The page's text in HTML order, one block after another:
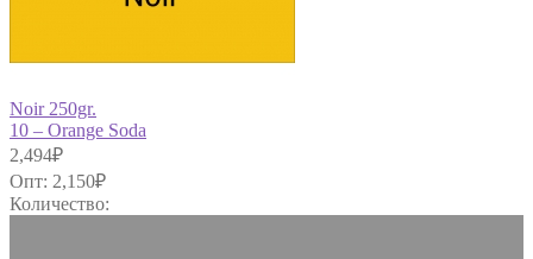
Noir 250gr.
10 – Orange Soda
2,494₽
Опт: 2,150₽
Количество: